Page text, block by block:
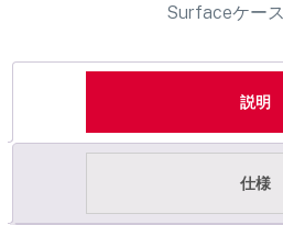
Surfaceケース
説明
仕様